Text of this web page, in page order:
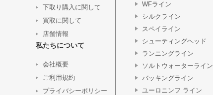
下取り購入に関して
買取に関して
店舗情報
私たちについて
会社概要
ご利用規約
プライバシーポリシー
WFライン
シルクライン
スペイライン
シューティングヘッド
ランニングライン
ソルトウォーターライン
バッキングライン
ユーロニンフ ライン